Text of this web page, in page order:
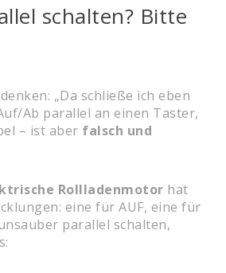
schalten? Bitte
„Da schließe ich eben
Ab parallel an einen Taster,
– ist aber falsch und
Rollladenmotor hat
eine für AUF, eine für
parallel schalten,